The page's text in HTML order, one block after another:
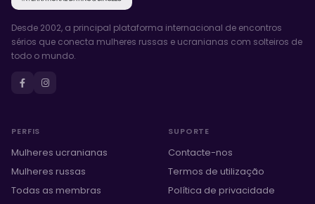
Desde 2002, a principal plataforma internacional de encontros
sérios que conecta mulheres russas e ucranianas com solteiros de
todo o mundo.
PERFIS
Mulheres ucranianas
Mulheres russas
Todas as membras
SUPORTE
Contacte-nos
Termos de utilização
Política de privacidade